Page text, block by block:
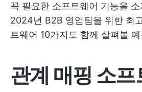
꼭 필요한 소프트웨어 기능을
2024년 B2B 영업팀을 위한 최
트웨어 10가지도 함께 살펴볼
관계 매핑 소